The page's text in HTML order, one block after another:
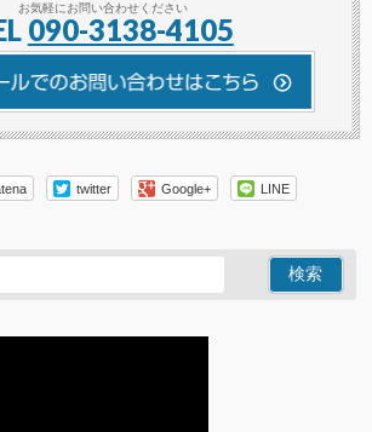
お気軽にお問い合わせください
090-3138-4105
twitter Google+ LINE